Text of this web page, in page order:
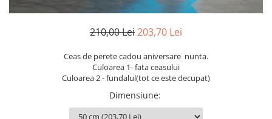
Brelocuri personalizate
210,00 Lei203,70 Lei
Ceas de perete cadou aniversare nunta.
Culoarea 1- fata ceasului
Culoarea 2 - fundalul(tot ce este decupat)
Dimensiune: